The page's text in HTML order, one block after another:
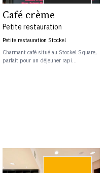
Café crème
Petite restauration
Petite restauration Stockel
Charmant café situé au Stockel Square,
parfait pour un déjeuner rapi...